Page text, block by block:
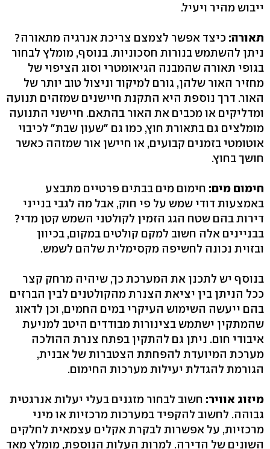
ייבוש מהיר ויעיל.
תאורה: כיצד אפשר לצמצם צריכת אנרגיה מתאורה?
ניתן להשתמש בנורות חסכוניות. בנוסף, מומלץ לבחור
בגופי תאורה שהמבנה הגיאומטרי וסוג הציפוי של
מחזיר האור שלהן, גורם למיקוד וניצול טוב יותר של
האור. דרך נוספת היא התקנת חיישנים שמזהים תנועה
ומדליקים או מכבים את האור בהתאם. חיישני התנועה
מומלצים גם בתאורת חוץ, כמו גם "שעון שבת" לכיבוי
אוטומטי בזמנים קבועים, או חיישן אור שמזהה כאשר
חושך בחוץ.
חימום מים: חימום מים בבתים פרטיים מתבצע
באמצעות דודי שמש על פי חוק, אבל מה לגבי בנייני
דירות בהם שטח הגג הזמין לקולטני השמש קטן מדי?
בבניינים אלה חשוב למקם קולטים במקום, בכיוון
ובזוית נכונה לחשיפה מקסימלית שלהם לשמש.
בנוסף יש לתכנן את המערכת כך, שיהיה מרחק קצר
ככל הניתן בין יציאת הצנרת מהקולטנים לבין הברזים
בהם ייעשה השימוש העיקרי במים החמים, וכן לדאוג
שהמתקין ישתמש בצינורות מבודדים היטב למניעת
איבודי חום. ניתן גם להתקין בפתח צנרת ההולכה
מערכת המיועדת להפחתת הצטברות של אבנית,
הגורמת להגדלת יעילות מערכות החימום.
מיזוג אוויר: חשוב לבחור מזגנים בעלי יעלות אנרגטית
גבוהה. לחשוב להקפיד במערכות מרכזיות או מיני
מרכזיות, על אפשרות לבקרת אקלים עצמאית לחלקים
השונים של הדירה. למרות העלות הנוספת, מומלץ מאד